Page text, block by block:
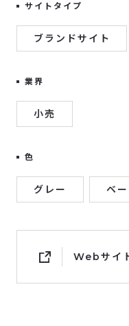
サイトタイプ
ブランドサイト
業界
小売
色
グレー ベー
Webサイ